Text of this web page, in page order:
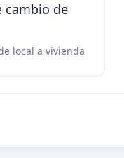
cambio de
local a vivienda